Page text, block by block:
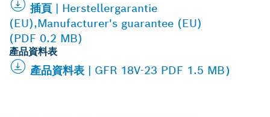
插頁 | Herstellergarantie
(EU),Manufacturer's guarantee (EU)
(PDF 0.2 MB)
產品資料表
產品資料表 | GFR 18V-23 PDF 1.5 MB）